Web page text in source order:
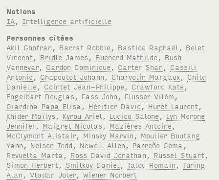
Notions
IA, Intelligence artificielle
Personnes citées
Akil Ghofran , Barrat Robbie , Bastide Raphaël , Belet
Vincent , Bridle James , Buenerd Mathilde , Bush
Vannevar, Cardon Dominique , Carter Shan , Cassili
Antonio , Chapoutot Johann , Charvolin Margaux, Child
Danielle , Cointet Jean-Philippe , Crawford Kate ,
Engelbart Douglas , Fass John , Flusser Vilém ,
Giardina Papa Elisa , Héritier David , Huret Laurent ,
Khider Maïlys , Kyrou Ariel , Ludico Salone , Lyn Morone
Jennifer, Maigret Nicolas , Mazières Antoine ,
McClymont Alistair, Minsky Marvin , Moulier Boutang
Yann , Nelson Tedd , Newell Allen , Parreño Gema ,
Revuelta Marta , Ross David Jonathan , Russel Stuart ,
Simon Herbert , Smilkov Daniel ,Talou Romain ,Turing
Alan ,Vladan Joler,Wiener Norbert